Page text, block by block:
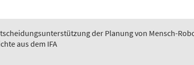
der Planung von Mensch-
aus dem IFA